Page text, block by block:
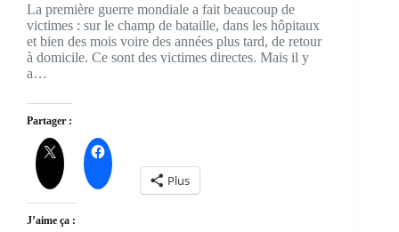
La première guerre mondiale a fait beaucoup de
victimes : sur le champ de bataille, dans les hôpitaux
et bien des mois voire des années plus tard, de retour
à domicile. Ce sont des victimes directes. Mais il y
a…
Partager :
Plus
J’aime ça :